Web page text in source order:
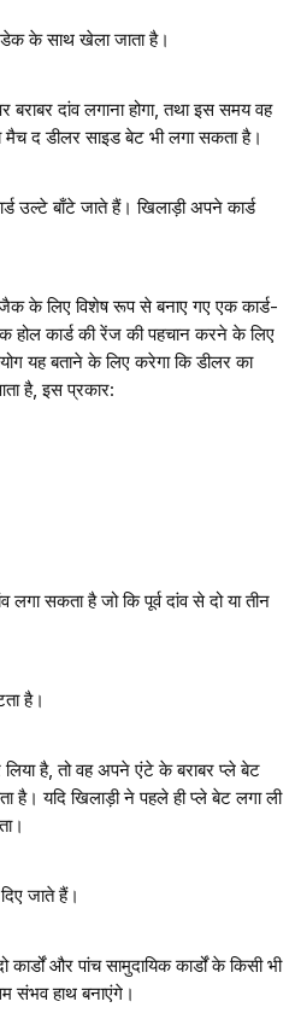
के साथ खेला जाता है।
बराबर दांव लगाना होगा, तथा इस समय वह
मैच द डीलर साइड बेट भी लगा सकता है।
उल्टे बाँटे जाते हैं। खिलाड़ी अपने कार्ड
लिए विशेष रूप से बनाए गए एक कार्ड-
होल कार्ड की रेंज की पहचान करने के लिए
यह बताने के लिए करेगा कि डीलर का
है, इस प्रकार:
लगा सकता है जो कि पूर्व दांव से दो या तीन
है।
है, तो वह अपने एंटे के बराबर प्ले बेट
है। यदि खिलाड़ी ने पहले ही प्ले बेट लगा ली
जाते हैं।
और पांच सामुदायिक कार्डों के किसी भी
संभव हाथ बनाएंगे।